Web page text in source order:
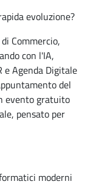
evoluzione?
Commercio,
con l'IA,
e Agenda Digitale
del
evento gratuito
pensato per
moderni